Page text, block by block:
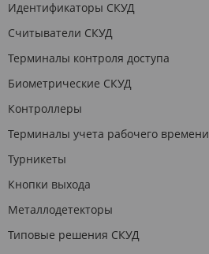
Идентификаторы СКУД
Считыватели СКУД
Терминалы контроля доступа
Биометрические СКУД
Контроллеры
Терминалы учета рабочего времени
Турникеты
Кнопки выхода
Металлодетекторы
Типовые решения СКУД